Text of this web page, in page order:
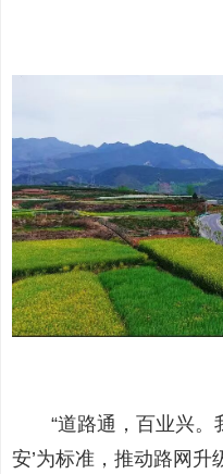
“道路通，百业兴。我
安’为标准，推动路网